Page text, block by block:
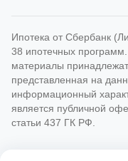
Ипотека от Сбербанк
38 ипотечных
материалы
представленная на
информационный
является публичной
статьи 437 ГК РФ.